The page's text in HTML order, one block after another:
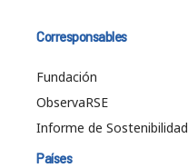
Corresponsables
Fundación
ObservaRSE
Informe de Sostenibilidad
Países